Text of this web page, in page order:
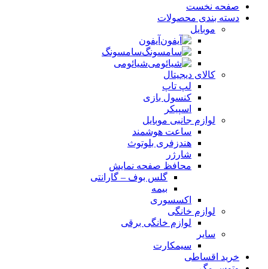
صفحه نخست
دسته بندی محصولات
موبایل
آیفون
سامسونگ
شیائومی
کالای دیجیتال
لپ تاپ
کنسول بازی
اسپیکر
لوازم جانبی موبایل
ساعت هوشمند
هندزفری بلوتوث
شارژر
محافظ صفحه نمایش
گلس بوف – گارانتی
بیمه
اکسسوری
لوازم خانگی
لوازم خانگی برقی
سایر
سیمکارت
خرید اقساطی